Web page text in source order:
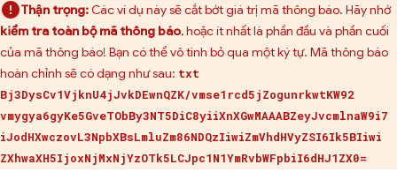
Thận trọng:Các ví dụ này sẽ cắt bớt giá trị mã thông báo. Hãy nhớ
kiểm tra toàn bộ mã thông báo, hoặc ít nhất là phần đầu và phần cuối
của mã thông báo! Bạn có thể vô tình bỏ qua một ký tự. Mã thông báo
hoàn chỉnh sẽ có dạng như sau: txt
Bj3DysCv1VjknU4jJvkDEwnQZK/vmse1rcd5jZogunrkwtKW92
vmygya6gyKe5GveTObBy3NT5DiC8yiiXnXGwMAAABZeyJvcmlnaW9i7
iJodHXwczovL3NpbXBsLmluZm86NDQzIiwiZmVhdHVyZSI6Ik5BIiwi
ZXhwaXH5IjoxNjMxNjYzOTk5LCJpc1N1YmRvbWFpbiI6dHJ1ZX0=